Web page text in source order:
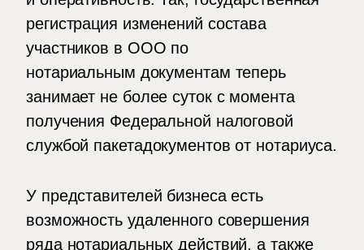
регистрация изменений состава
участников в ООО по
нотариальным документам теперь
занимает не более суток с момента
получения Федеральной налоговой
службой пакетадокументов от нотариуса.
У представителей бизнеса есть
возможность удаленного совершения
ряда нотариальных действий, а также